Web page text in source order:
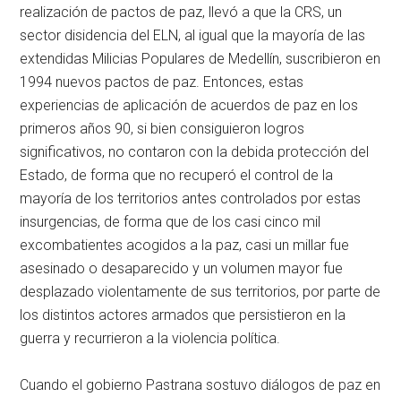
realización de pactos de paz, llevó a que la CRS, un
sector disidencia del ELN, al igual que la mayoría de las
extendidas Milicias Populares de Medellín, suscribieron en
1994 nuevos pactos de paz. Entonces, estas
experiencias de aplicación de acuerdos de paz en los
primeros años 90, si bien consiguieron logros
significativos, no contaron con la debida protección del
Estado, de forma que no recuperó el control de la
mayoría de los territorios antes controlados por estas
insurgencias, de forma que de los casi cinco mil
excombatientes acogidos a la paz, casi un millar fue
asesinado o desaparecido y un volumen mayor fue
desplazado violentamente de sus territorios, por parte de
los distintos actores armados que persistieron en la
guerra y recurrieron a la violencia política.
Cuando el gobierno Pastrana sostuvo diálogos de paz en